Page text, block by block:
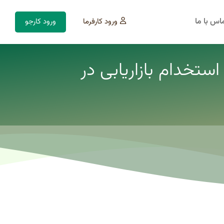
با ما ورود کارفرما ورود کارجو
بازاریابی در